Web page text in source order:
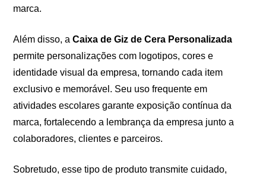
marca.
Além disso, aCaixa de Giz de Cera Personalizada
permite personalizações com logotipos, cores e
identidade visual da empresa, tornando cada item
exclusivo e memorável. Seu uso frequente em
atividades escolares garante exposição contínua da
marca, fortalecendo a lembrança da empresa junto a
colaboradores, clientes e parceiros.
Sobretudo, esse tipo de produto transmite cuidado,